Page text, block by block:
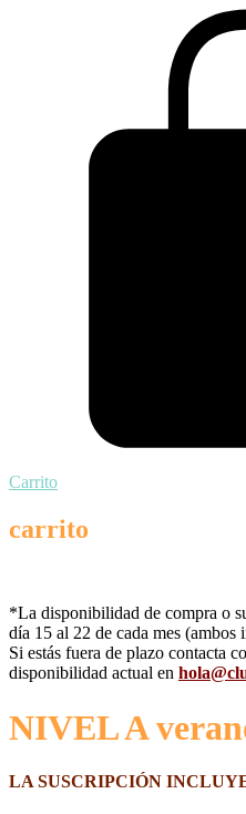
Carrito
carrito
*La disponibilidad de compra o
día 15 al 22 de cada mes (ambos
Si estás fuera de plazo contacta
disponibilidad actual en
NIVEL A
LA SUSCRIPCIÓN